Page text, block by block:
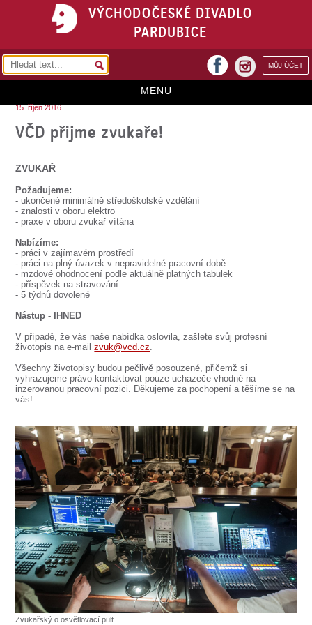
VÝCHODOČESKÉ DIVADLO
PARDUBICE
MŮJ ÚČET
facebook
MENU
VSTUPENKY
KONTAKTY
DÁLE NABÍZÍME
15. říjen 2016
VČD přijme zvukaře!
ZVUKAŘ
Požadujeme:
- ukončené minimálně středoškolské vzdělání
- znalosti v oboru elektro
- praxe v oboru zvukař vítána
Nabízíme:
- práci v zajímavém prostředí
- práci na plný úvazek v nepravidelné pracovní době
- mzdové ohodnocení podle aktuálně platných tabulek
- příspěvek na stravování
- 5 týdnů dovolené
Nástup -
IHNED
V případě, že vás naše nabídka oslovila, zašlete svůj profesní
životopis na e-mailzvuk@vcd.cz.
Všechny životopisy budou pečlivě posouzené, přičemž si
vyhrazujeme právo kontaktovat pouze uchazeče vhodné na
inzerovanou pracovní pozici. Děkujeme za pochopení a těšíme se na
vás!
Zvukařský o osvětlovací pult